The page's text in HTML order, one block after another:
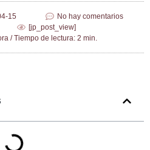
15
No hay comentarios
[jp_post_view]
/ Tiempo de lectura: 2 min.